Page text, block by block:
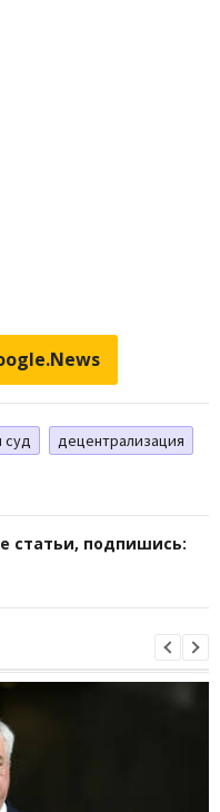
суд
децентрализация
статьи, подпишись: